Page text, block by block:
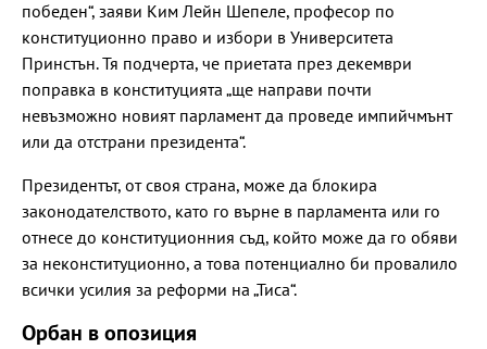
победен“, заяви Ким Лейн Шепеле, професор по
конституционно право и избори в Университета
Принстън. Тя подчерта, че приетата през декември
поправка в конституцията „ще направи почти
невъзможно новият парламент да проведе импийчмънт
или да отстрани президента“.
Президентът, от своя страна, може да блокира
законодателството, като го върне в парламента или го
отнесе до конституционния съд, който може да го обяви
за неконституционно, а това потенциално би провалило
всички усилия за реформи на „Тиса“.
Орбан в опозиция